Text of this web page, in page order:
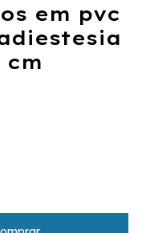
em pvc
cm